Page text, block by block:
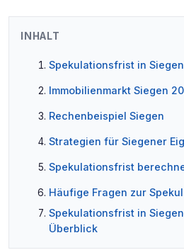
INHALT
Spekulationsfrist in
Immobilienmarkt Siegen
Rechenbeispiel Siegen
Strategien für Siegener
Spekulationsfrist
Häufige Fragen zur
Spekulationsfrist in
Überblick